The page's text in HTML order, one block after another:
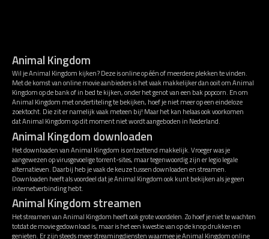
Animal Kingdom
Wil je Animal Kingdom kijken? Deze is online op één of meerdere plekken te vinden.
Met de komst van online movie aanbieders is het vaak makkelijker dan ooit om Animal
Kingdom op de bank of in bed te kijken, onder het genot van een bak popcorn. En om
Animal Kingdom met ondertiteling te bekijken, hoef je niet meer op een eindeloze
zoektocht. Die zit er namelijk vaak meteen bij! Maar het kan helaas ook voorkomen
dat Animal Kingdom op dit moment niet wordt aangeboden in Nederland.
Animal Kingdom downloaden
Het downloaden van Animal Kingdom is ontzettend makkelijk. Vroeger was je
aangewezen op virusgevoelige torrent-sites, maar tegenwoordig zijn er legio legale
alternatieven. Daarbij heb je vaak de keuze tussen downloaden en streamen.
Downloaden heeft als voordeel dat je Animal Kingdom ook kunt bekijken als je geen
internetverbinding hebt.
Animal Kingdom streamen
Het streamen van Animal Kingdom heeft ook grote voordelen. Zo hoef je niet te wachten
totdat de movie gedownload is, maar is het een kwestie van op de knop drukken en
genieten. Er zijn steeds meer streamingdiensten waarmee je Animal Kingdom online